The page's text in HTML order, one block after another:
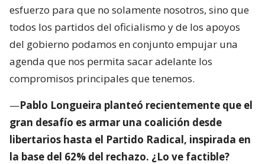
esfuerzo para que no solamente nosotros, sino que
todos los partidos del oficialismo y de los apoyos
del gobierno podamos en conjunto empujar una
agenda que nos permita sacar adelante los
compromisos principales que tenemos.
—Pablo Longueira planteó recientemente que el
gran desafío es armar una coalición desde
libertarios hasta el Partido Radical, inspirada en
la base del 62% del rechazo. ¿Lo ve factible?